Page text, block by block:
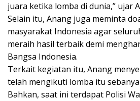
juara ketika lomba di dunia,” ujar
Selain itu, Anang juga meminta
masyarakat Indonesia agar
meraih hasil terbaik demi
Bangsa Indonesia.
Terkait kegiatan itu, Anang
telah mengikuti lomba itu
Bahkan, saat ini terdapat Polisi